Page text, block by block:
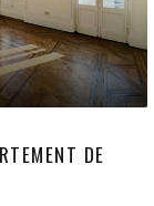
DE